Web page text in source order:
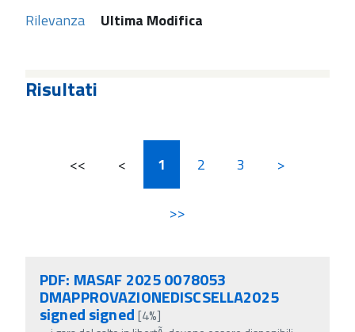
Rilevanza Ultima Modifica
Risultati
<< < 1 2 3 >
>>
PDF: MASAF 2025 0078053
DMAPPROVAZIONEDISCSELLA2025
signed signed [4%]